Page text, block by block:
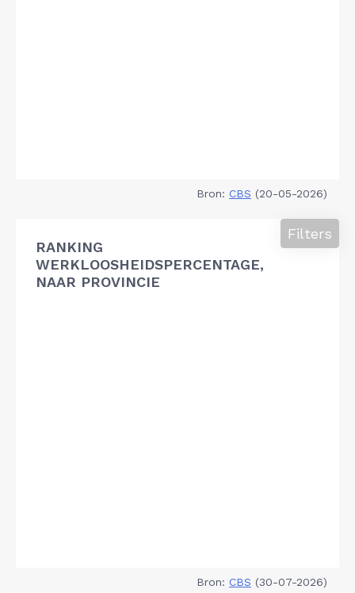
Bron: CBS (20-05-2026)
RANKING
WERKLOOSHEIDSPERCENTAGE,
NAAR PROVINCIE
Filters
Bron: CBS (30-07-2026)